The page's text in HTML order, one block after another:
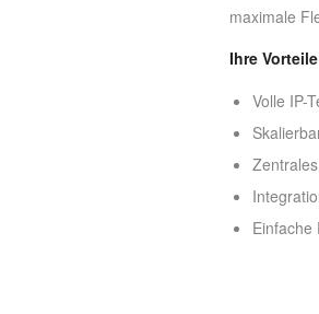
maximale
Ihre
Volle IP-
Einfache